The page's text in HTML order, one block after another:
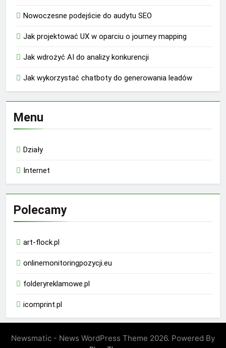
Nowoczesne podejście do audytu SEO
Jak projektować UX w oparciu o journey mapping
Jak wdrożyć AI do analizy konkurencji
Jak wykorzystać chatboty do generowania leadów
Menu
Działy
Internet
Polecamy
art-flock.pl
onlinemonitoringpozycji.eu
folderyreklamowe.pl
icomprint.pl
Newsmatic - News WordPress Theme 2026. Powered By